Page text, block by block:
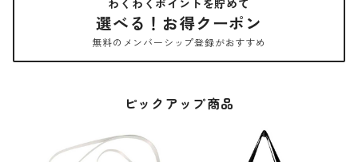
わくわくポイントを貯めて
選べる！お得クーポン
無料のメンバーシップ登録がおすすめ
ピックアップ商品